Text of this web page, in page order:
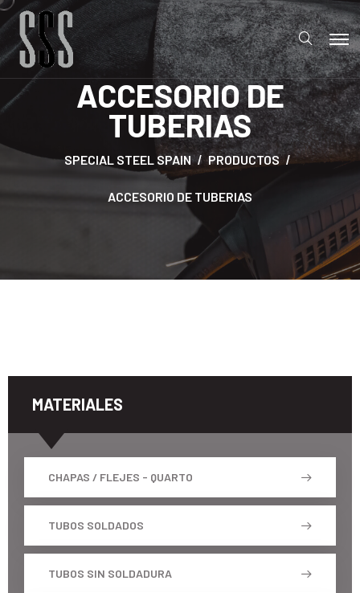
ACCESORIO DE
TUBERIAS
SPECIAL STEEL SPAIN PRODUCTOS
ACCESORIO DE TUBERIAS
MATERIALES
CHAPAS / FLEJES - QUARTO
TUBOS SOLDADOS
TUBOS SIN SOLDADURA